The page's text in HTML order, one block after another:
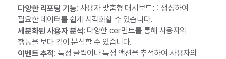
다양한 리포팅 기능: 사용자 맞춤형 대시보드를 생성하여
필요한 데이터를 쉽게 시각화할 수 있습니다.
세분화된 사용자 분석: 다양한 сег먼트를 통해 사용자의
행동을 보다 깊이 분석할 수 있습니다.
이벤트 추적: 특정 클릭이나 특정 액션을 추적하여 사용자의